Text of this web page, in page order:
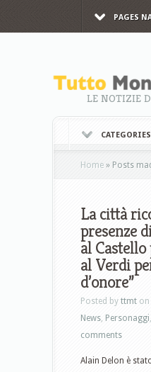
PAGES
LE NOTIZIE
Home » Posts
La città
presenze
al
al Verdi
d’onore”
Posted by ttmt on
News, Personaggi,
comments
Alain Delon è